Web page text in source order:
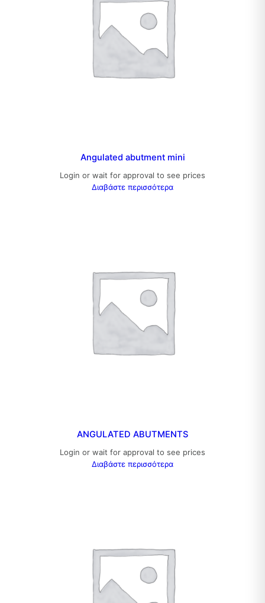
Angulated abutment mini
Login or wait for approval to see prices
Διαβάστε περισσότερα
ANGULATED ABUTMENTS
Login or wait for approval to see prices
Διαβάστε περισσότερα